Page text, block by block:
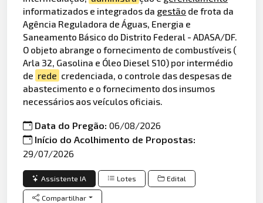
informatizados e integrados da gestão de frota da
Agência Reguladora de Águas, Energia e
Saneamento Básico do Distrito Federal - ADASA/DF.
O objeto abrange o fornecimento de combustíveis (
Arla 32, Gasolina e Óleo Diesel S10) por intermédio
de rede credenciada, o controle das despesas de
abastecimento e o fornecimento dos insumos
necessários aos veículos oficiais.
Data do Pregão:06/08/2026
Início do Acolhimento de Propostas:
29/07/2026
Assistente IA Lotes Edital
Compartilhar